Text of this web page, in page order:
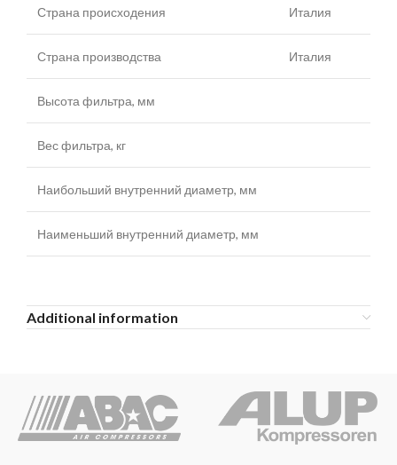
Страна происходения Италия
Страна производства Италия
Высота фильтра, мм
Вес фильтра, кг
Наибольший внутренний диаметр, мм
Наименьший внутренний диаметр, мм
Additional information